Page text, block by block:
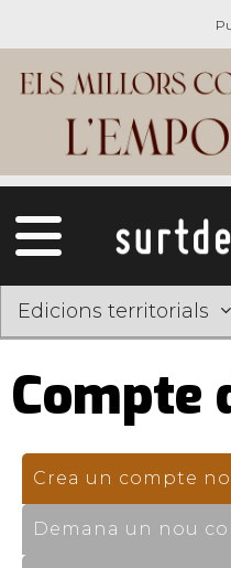
Edicions territorials
Compte
Pestanyes
primàries
Crea un compte
Demana un nou